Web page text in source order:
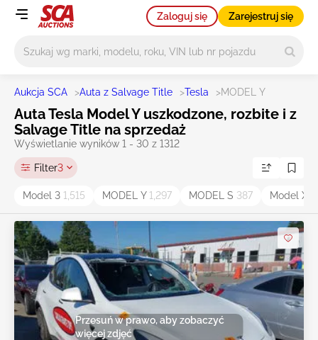
Zaloguj się Zarejestruj się
Aukcja SCA >Auta z Salvage Title >Tesla >MODEL Y
Auta Tesla Model Y uszkodzone, rozbite i z
Salvage Title na sprzedaż
Wyświetlanie wyników 1 - 30 z 1312
Filter3
Model 3 1,515 MODEL Y 1,297 MODEL S 387 Model X
Przesuń w prawo, aby zobaczyć
więcej zdjęć